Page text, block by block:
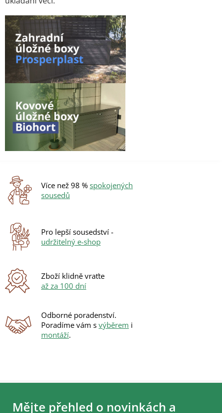
v
k
y
v
ý
p
i
s
Více než 98 % spokojených
sousedů
Pro lepší sousedství -
udržitelný e-shop
Zboží klidně vraťte
až za 100 dní
Odborné poradenství.
Poradíme vám s výběrem i
montáží.
Z
Mějte přehled o novinkách a